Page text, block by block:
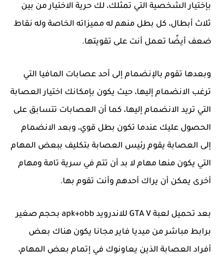
بإختيار الشخصية التي تمثلك، لك حرية الاختيار من بين
ثلاث أبطال، كل بطل منهم له مميزاته الخاصة وله نقاط
ضعف أيضًا تعمل أنت على تقويتها.
وبعدها تقوم بالإنضمام إلى أحد عصابات المافيا التي
ترغب الانضمام إليها، حيث يكون بإمكانك اختيار العصابة
التي تريد الانضمام إليها، كما أن العصابات تتسابق على
الحصول عليك عندما تكون بطل قوي، وبعد الانضمام
إلى العصابة يقوم رئيس العصابة بتكليف ببعض المهام
التي يكون منها مهام لا بد أن تتم في سرية تامة ومهام
أخرى يمكن أن يراك أحدهم وأنت تقوم بها.
بعد تحميل لعبة GTA V للاندرويد apk+obb بحجم صغير
برابط مباشر من ميديا فاير مجانا يكون هناك بعض
أفراد العصابة الذين يعاونوك في إتمام بعض المهام،